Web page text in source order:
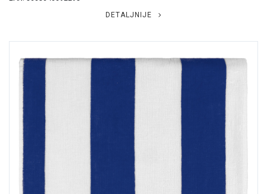
DETALJNIJE